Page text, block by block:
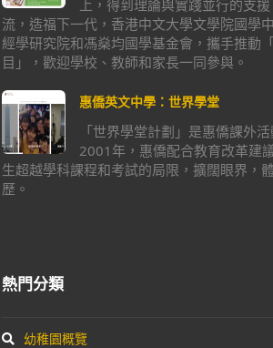
上，得到理論與實踐並行的支
流，造福下一代，香港中文大學文學院國學
經學研究院和馮燊均國學基金會，攜手推動
目」，歡迎學校、教師和家長一同參與。
惠僑英文中學：世界學堂
「世界學堂計劃」是惠僑課外
2001年，惠僑配合教育改革建
生超越學科課程和考試的局限，擴闊眼界，
歷。
熱門分類
幼稚園概覽